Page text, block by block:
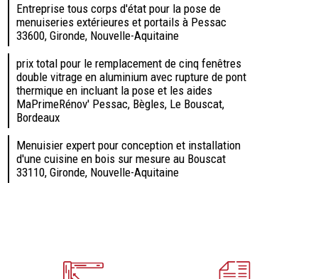
Entreprise tous corps d'état pour la pose de
menuiseries extérieures et portails à Pessac
33600, Gironde, Nouvelle-Aquitaine
prix total pour le remplacement de cinq fenêtres
double vitrage en aluminium avec rupture de pont
thermique en incluant la pose et les aides
MaPrimeRénov' Pessac, Bègles, Le Bouscat,
Bordeaux
Menuisier expert pour conception et installation
d'une cuisine en bois sur mesure au Bouscat
33110, Gironde, Nouvelle-Aquitaine